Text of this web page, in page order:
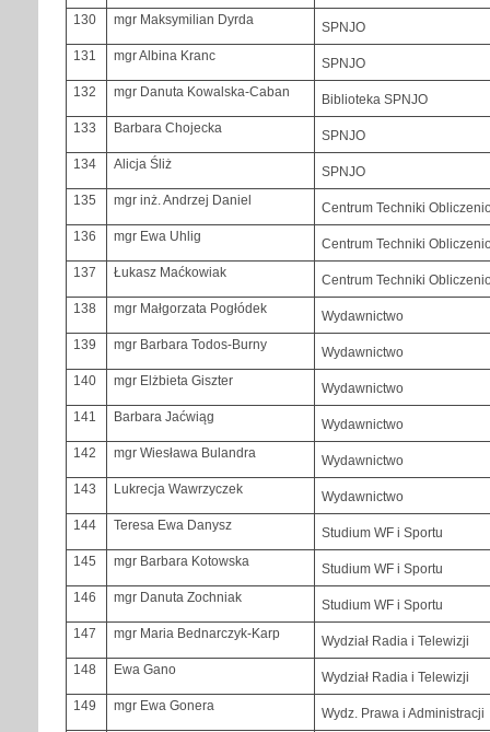
130
mgr Maksymilian Dyrda
SPNJO
131
mgr Albina Kranc
SPNJO
132
mgr Danuta Kowalska-Caban
Biblioteka SPNJO
133
Barbara Chojecka
SPNJO
134
Alicja Śliż
SPNJO
135
mgr inż. Andrzej Daniel
Centrum Techniki
136
mgr Ewa Uhlig
Centrum Techniki
137
Łukasz Maćkowiak
Centrum Techniki
138
mgr Małgorzata Pogłódek
Wydawnictwo
139
mgr Barbara Todos-Burny
Wydawnictwo
140
mgr Elżbieta Giszter
Wydawnictwo
141
Barbara Jaćwiąg
Wydawnictwo
142
mgr Wiesława Bulandra
Wydawnictwo
143
Lukrecja Wawrzyczek
Wydawnictwo
144
Teresa Ewa Danysz
Studium WF i Sportu
145
mgr Barbara Kotowska
Studium WF i Sportu
146
mgr Danuta Zochniak
Studium WF i Sportu
147
mgr Maria Bednarczyk-Karp
Wydział Radia i Telewizji
148
Ewa Gano
Wydział Radia i Telewizji
149
mgr Ewa Gonera
Wydz. Prawa i Administracji